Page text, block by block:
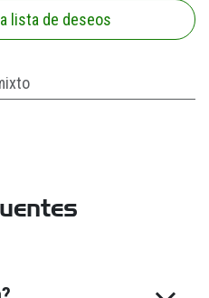
lista de deseos